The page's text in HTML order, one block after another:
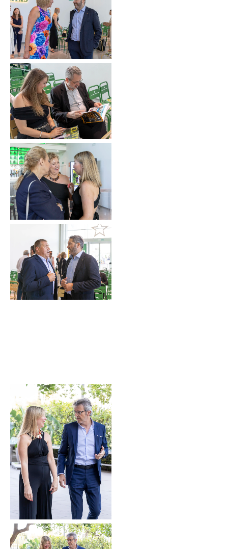
Sin leyenda
Sin leyenda
Sin leyenda
Sin leyenda
Sin leyenda